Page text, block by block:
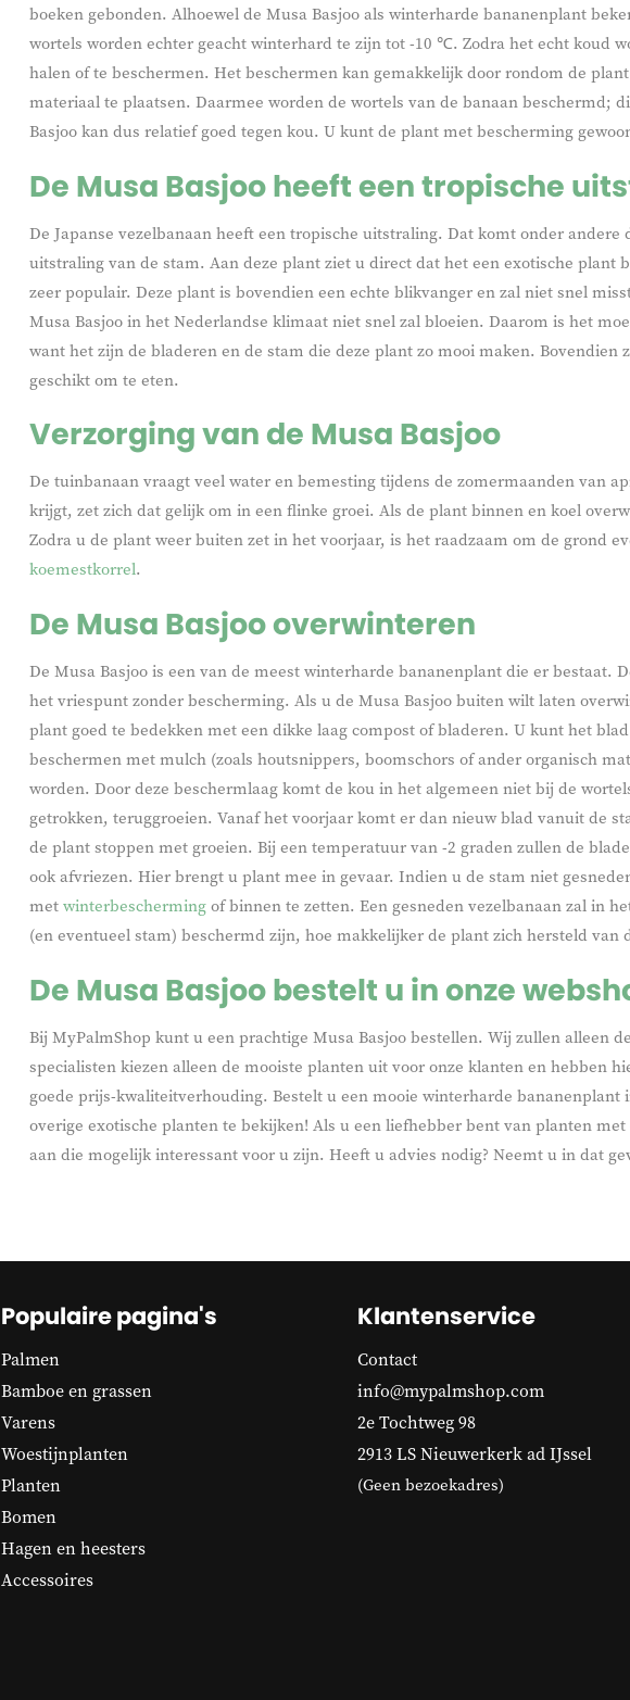
boeken gebonden. Alhoewel de Musa Basjoo als winterharde bananenplant
wortels worden echter geacht winterhard te zijn tot -10 ℃. Zodra het echt koud
halen of te beschermen. Het beschermen kan gemakkelijk door rondom de
materiaal te plaatsen. Daarmee worden de wortels van de banaan beschermd;
Basjoo kan dus relatief goed tegen kou. U kunt de plant met bescherming
De Musa Basjoo heeft een tropische
De Japanse vezelbanaan heeft een tropische uitstraling. Dat komt onder
uitstraling van de stam. Aan deze plant ziet u direct dat het een exotische plant
zeer populair. Deze plant is bovendien een echte blikvanger en zal niet snel
Musa Basjoo in het Nederlandse klimaat niet snel zal bloeien. Daarom is het
want het zijn de bladeren en de stam die deze plant zo mooi maken. Bovendien
geschikt om te eten.
Verzorging van de Musa Basjoo
De tuinbanaan vraagt veel water en bemesting tijdens de zomermaanden van
krijgt, zet zich dat gelijk om in een flinke groei. Als de plant binnen en koel
Zodra u de plant weer buiten zet in het voorjaar, is het raadzaam om de grond
koemestkorrel.
De Musa Basjoo overwinteren
De Musa Basjoo is een van de meest winterharde bananenplant die er
het vriespunt zonder bescherming. Als u de Musa Basjoo buiten wilt laten
plant goed te bedekken met een dikke laag compost of bladeren. U kunt het
beschermen met mulch (zoals houtsnippers, boomschors of ander organisch
worden. Door deze beschermlaag komt de kou in het algemeen niet bij de
getrokken, teruggroeien. Vanaf het voorjaar komt er dan nieuw blad vanuit de
de plant stoppen met groeien. Bij een temperatuur van -2 graden zullen de
ook afvriezen. Hier brengt u plant mee in gevaar. Indien u de stam niet
metwinterbeschermingof binnen te zetten. Een gesneden vezelbanaan zal in
(en eventueel stam) beschermd zijn, hoe makkelijker de plant zich hersteld van
De Musa Basjoo bestelt u in onze
Bij MyPalmShop kunt u een prachtige Musa Basjoo bestellen. Wij zullen alleen
specialisten kiezen alleen de mooiste planten uit voor onze klanten en hebben
goede prijs-kwaliteitverhouding. Bestelt u een mooie winterharde bananenplant
overige exotische planten te bekijken! Als u een liefhebber bent van planten
aan die mogelijk interessant voor u zijn. Heeft u advies nodig? Neemt u in dat
Populaire pagina's
Palmen
Bamboe en grassen
Varens
Woestijnplanten
Planten
Bomen
Hagen en heesters
Accessoires
Klantenservice
Contact
info@mypalmshop.com
2e Tochtweg 98
2913 LS Nieuwerkerk ad IJssel
(Geen bezoekadres)